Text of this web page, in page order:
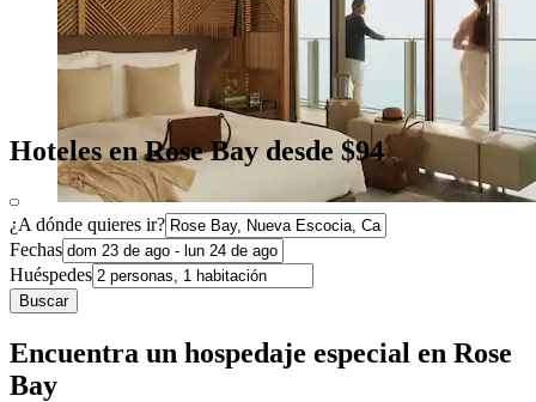
Hoteles en Rose Bay desde $94
¿A dónde quieres ir?
Fechas
Huéspedes
Buscar
Encuentra un hospedaje especial en Rose
Bay